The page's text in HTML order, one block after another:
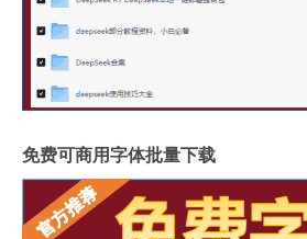
免费可商用字体批量下载